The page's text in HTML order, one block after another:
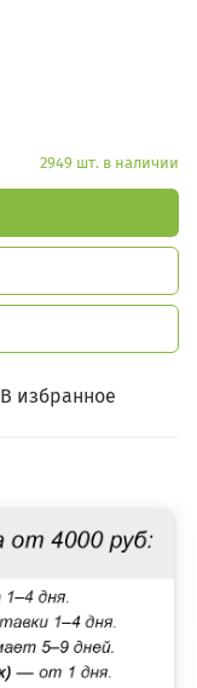
В избранное
2949 шт. в наличии